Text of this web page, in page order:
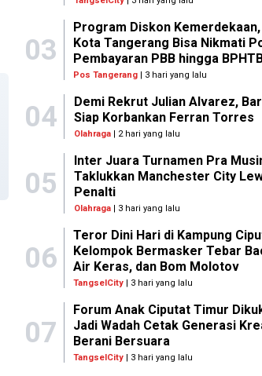
03
Program Diskon
Kota Tangerang Bisa Nikmati
Pembayaran PBB hingga
Pos Tangerang | 3 hari yang lalu
04
Demi Rekrut Julian Alvarez,
Siap Korbankan Ferran Torres
Olahraga| 2 hari yang lalu
05
Inter Juara Turnamen Pra
Taklukkan Manchester City
Penalti
Olahraga| 3 hari yang lalu
06
Teror Dini Hari di Kampung
Kelompok Bermasker Tebar
Air Keras, dan Bom Molotov
TangselCity | 3 hari yang lalu
07
Forum Anak Ciputat Timur
Jadi Wadah Cetak Generasi
Berani Bersuara
TangselCity | 3 hari yang lalu